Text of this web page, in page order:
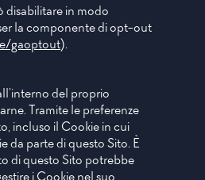
disabilitare in modo
la componente di opt-out
gaoptout).
del proprio
Tramite le preferenze
incluso il Cookie in cui
da parte di questo Sito. È
di questo Sito potrebbe
i Cookie nel suo